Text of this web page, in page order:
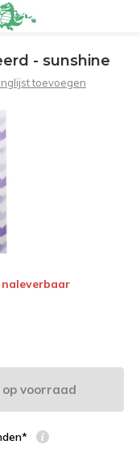
- sunshine
toevoegen
op voorraad